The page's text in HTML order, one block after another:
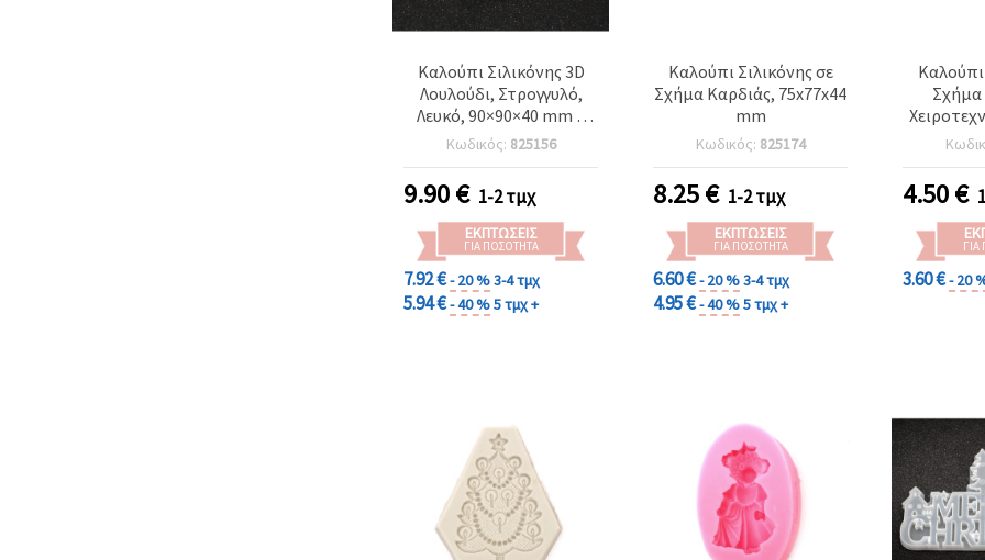
Καλούπι Σιλικόνης 3D
Λουλούδι, Στρογγυλό,
Λευκό, 90×90×40 mm –
Ευλύγιστο
Αντικολλητικό Καλούπι
Χειροτεχνίας για Χύτευση
με Εποξική Ρητίνη,
Πολυμερικό Πηλό, Γύψο
& Κερί
Κωδικός: 825156
9.90€ 1-2 τμχ
ΕΚΠΤΏΣΕΙΣ
ΓΙΑ ΠΟΣΌΤΗΤΑ
7.92 €- 20 %3-4 τμχ
5.94 €- 40 %5 τμχ +
Καλούπι Σιλικόνης σε
Σχήμα Καρδιάς, 75x77x44
mm
Κωδικός: 825174
8.25€ 1-2 τμχ
ΕΚΠΤΏΣΕΙΣ
ΓΙΑ ΠΟΣΌΤΗΤΑ
6.60 €- 20 %3-4 τμχ
4.95 €- 40 %5 τμχ +
Καλούπι
Σχήμα
4.50€
3.60 €- 20